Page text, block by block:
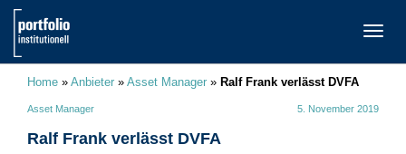
Home » Anbieter » Asset Manager » Ralf Frank verlässt DVFA
Asset Manager 5. November 2019
Ralf Frank verlässt DVFA